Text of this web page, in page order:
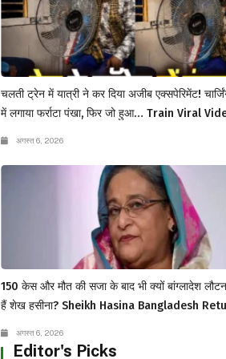
चलती ट्रेन में यात्री ने कर दिया अजीब एक्सपेरिमेंट!
में लगाया फर्राटा पंखा, फिर जो हुआ… Train Viral
अगस्त 6, 2026
150 केस और मौत की सजा के बाद भी क्यों बांग्लादेश
हैं शेख हसीना? Sheikh Hasina Bangladesh
अगस्त 6, 2026
Editor's Picks